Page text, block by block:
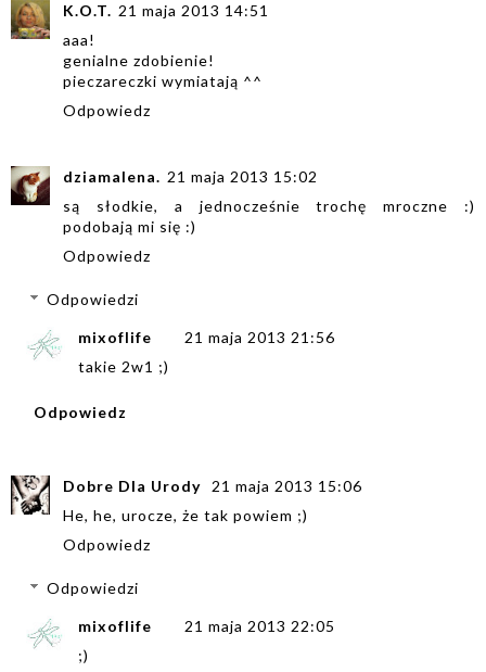
K.O.T. 21 maja 2013 14:51
aaa!
genialne zdobienie!
pieczareczki wymiatają ^^
Odpowiedz
dziamalena. 21 maja 2013 15:02
są słodkie, a jednocześnie trochę mroczne :)
podobają mi się :)
Odpowiedz
Odpowiedzi
mixoflife
21 maja 2013 21:56
takie 2w1 ;)
Odpowiedz
Dobre Dla Urody
21 maja 2013 15:06
He, he, urocze, że tak powiem ;)
Odpowiedz
Odpowiedzi
mixoflife
21 maja 2013 22:05
;)